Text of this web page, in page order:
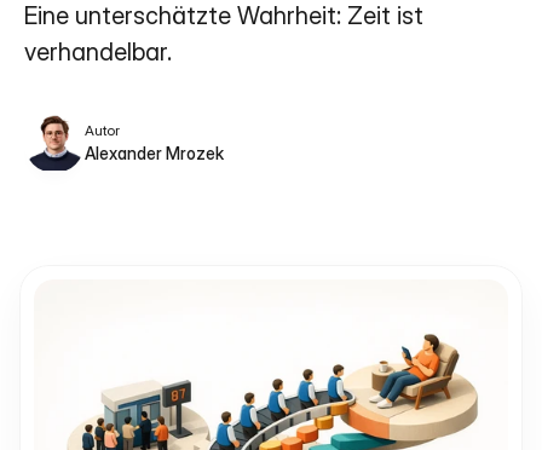
Eine unterschätzte Wahrheit: Zeit ist
verhandelbar.
Autor
Alexander Mrozek